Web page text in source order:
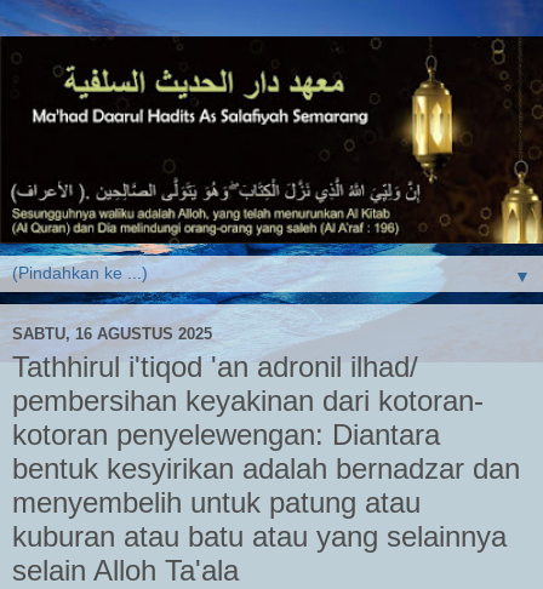
▼
SABTU, 16 AGUSTUS 2025
Tathhirul i'tiqod 'an adronil ilhad/
pembersihan keyakinan dari kotoran-
kotoran penyelewengan: Diantara
bentuk kesyirikan adalah bernadzar dan
menyembelih untuk patung atau
kuburan atau batu atau yang selainnya
selain Alloh Ta'ala